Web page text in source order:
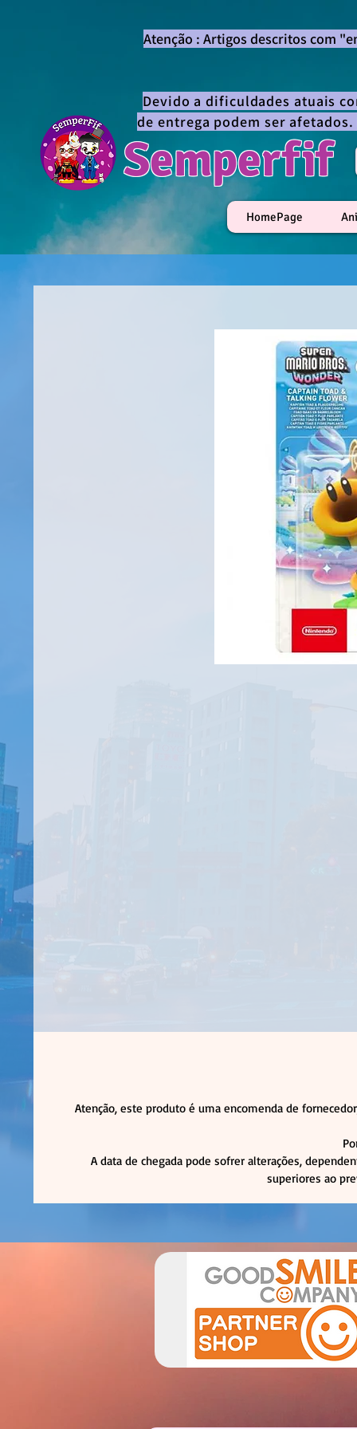
Semperfif
Atenção : Artigos descritos com
Devido a dificuldades atuais
de entrega podem ser
HomePage
Atenção, este produto é uma encomenda de
A data de chegada pode sofrer alterações,
superiores ao